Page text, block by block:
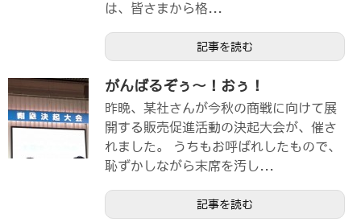
は、皆さまから格...
記事を読む
がんばるぞぅ～！おぅ！
昨晩、某社さんが今秋の商戦に向けて展
開する販売促進活動の決起大会が、催さ
れました。 うちもお呼ばれしたもので、
恥ずかしながら末席を汚し...
記事を読む